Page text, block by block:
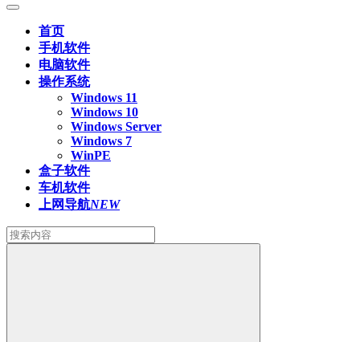
首页
手机软件
电脑软件
操作系统
Windows 11
Windows 10
Windows Server
Windows 7
WinPE
盒子软件
车机软件
上网导航NEW